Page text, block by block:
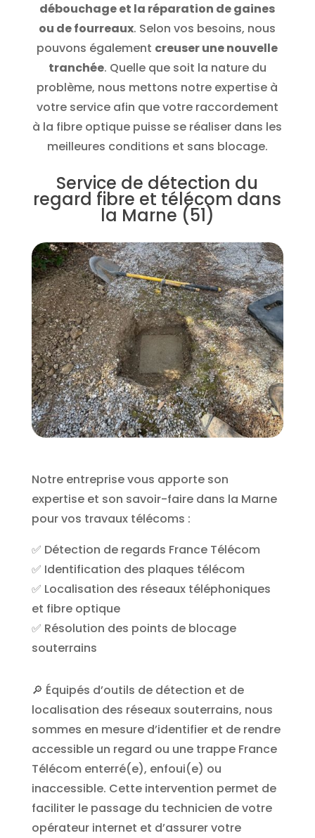
débouchage et la réparation de gaines
ou de fourreaux. Selon vos besoins, nous
pouvons également creuser une nouvelle
tranchée. Quelle que soit la nature du
problème, nous mettons notre expertise à
votre service afin que votre raccordement
à la fibre optique puisse se réaliser dans les
meilleures conditions et sans blocage.
Service de détection du
regard fibre et télécom dans
la Marne (51)
Notre entreprise vous apporte son
expertise et son savoir-faire dans la Marne
pour vos travaux télécoms :
✅ Détection de regards France Télécom
✅ Identification des plaques télécom
✅ Localisation des réseaux téléphoniques
et fibre optique
✅ Résolution des points de blocage
souterrains
🔎 Équipés d’outils de détection et de
localisation des réseaux souterrains, nous
sommes en mesure d’identifier et de rendre
accessible un regard ou une trappe France
Télécom enterré(e), enfoui(e) ou
inaccessible. Cette intervention permet de
faciliter le passage du technicien de votre
opérateur internet et d’assurer votre